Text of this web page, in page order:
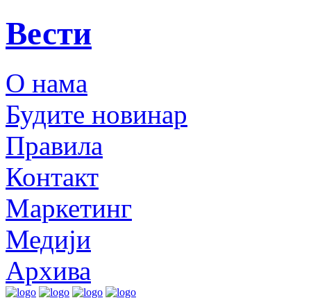
Вести
О нама
Будите новинар
Правила
Контакт
Маркетинг
Медији
Архива